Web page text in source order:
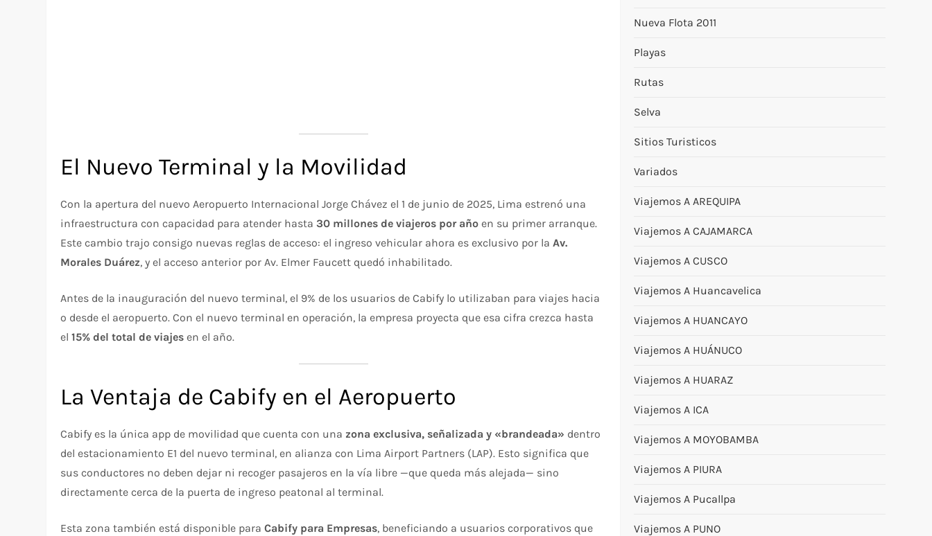
El Nuevo Terminal y la Movilidad
Con la apertura del nuevo Aeropuerto Internacional Jorge Chávez el 1 de junio de 2025, Lima estrenó una
infraestructura con capacidad para atender hasta30 millones de viajeros por año en su primer arranque.
Este cambio trajo consigo nuevas reglas de acceso: el ingreso vehicular ahora es exclusivo por laAv.
Morales Duárez, y el acceso anterior por Av. Elmer Faucett quedó inhabilitado.
Antes de la inauguración del nuevo terminal, el 9% de los usuarios de Cabify lo utilizaban para viajes hacia
o desde el aeropuerto. Con el nuevo terminal en operación, la empresa proyecta que esa cifra crezca hasta
el15% del total de viajes en el año.​
La Ventaja de Cabify en el Aeropuerto
Cabify es la única app de movilidad que cuenta con una zona exclusiva, señalizada y «brandeada» dentro
del estacionamiento E1 del nuevo terminal, en alianza con Lima Airport Partners (LAP). Esto significa que
sus conductores no deben dejar ni recoger pasajeros en la vía libre —que queda más alejada— sino
directamente cerca de la puerta de ingreso peatonal al terminal.
Esta zona también está disponible paraCabify para Empresas, beneficiando a usuarios corporativos que
Nueva Flota 2011
Playas
Rutas
Selva
Sitios Turisticos
Variados
Viajemos A AREQUIPA
Viajemos A CAJAMARCA
Viajemos A CUSCO
Viajemos A Huancavelica
Viajemos A HUANCAYO
Viajemos A HUÁNUCO
Viajemos A HUARAZ
Viajemos A ICA
Viajemos A MOYOBAMBA
Viajemos A PIURA
Viajemos A Pucallpa
Viajemos A PUNO